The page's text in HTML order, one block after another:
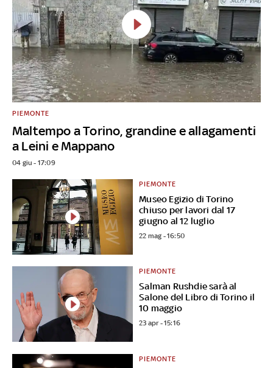
Maltempo a Torino, grandine e allagamenti
a Leini e Mappano
PIEMONTE
04 giu - 17:09
Museo Egizio di Torino
chiuso per lavori dal 17
giugno al 12 luglio
PIEMONTE
22 mag - 16:50
Salman Rushdie sarà al
Salone del Libro di Torino il
10 maggio
PIEMONTE
23 apr - 15:16
PIEMONTE